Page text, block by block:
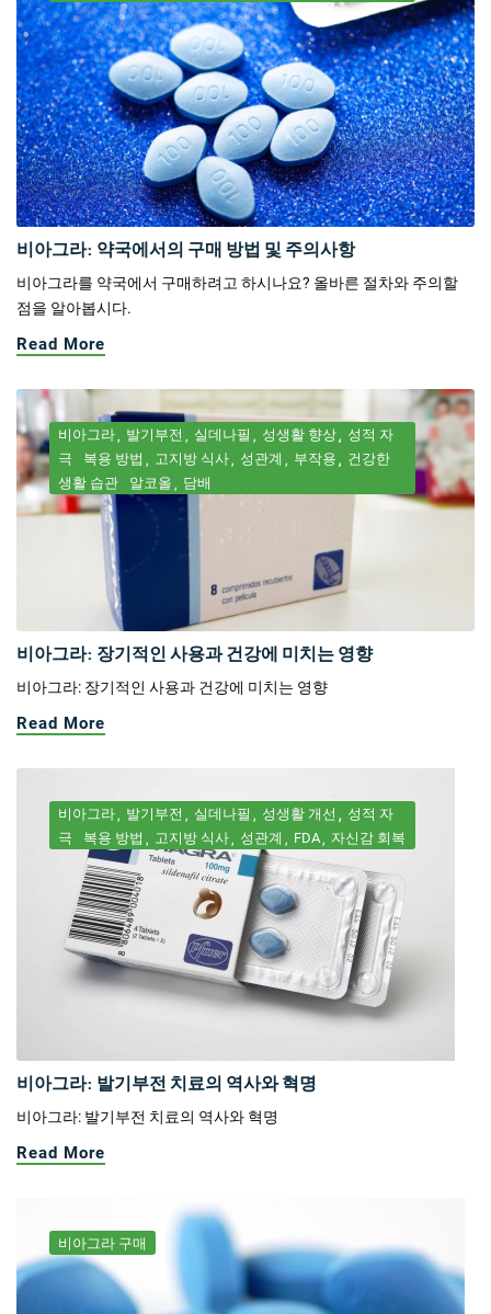
비아그라: 약국에서의 구매 방법 및 주의사항
비아그라를 약국에서 구매하려고 하시나요? 올바른 절차와 주의할
점을 알아봅시다.
Read More
비아그라 발기부전 실데나필 성생활 향상
성적 자
극
복용 방법 고지방 식사 성관계 부작용
건강한
생활 습관
알코올 담배
비아그라: 장기적인 사용과 건강에 미치는 영향
비아그라: 장기적인 사용과 건강에 미치는 영향
Read More
비아그라 발기부전 실데나필 성생활 개선
성적 자
극
복용 방법 고지방 식사 성관계 FDA 자신감 회복
비아그라: 발기부전 치료의 역사와 혁명
비아그라: 발기부전 치료의 역사와 혁명
Read More
비아그라 구매